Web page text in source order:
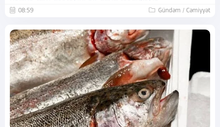
08:59 Gündəm / Cəmiyyət